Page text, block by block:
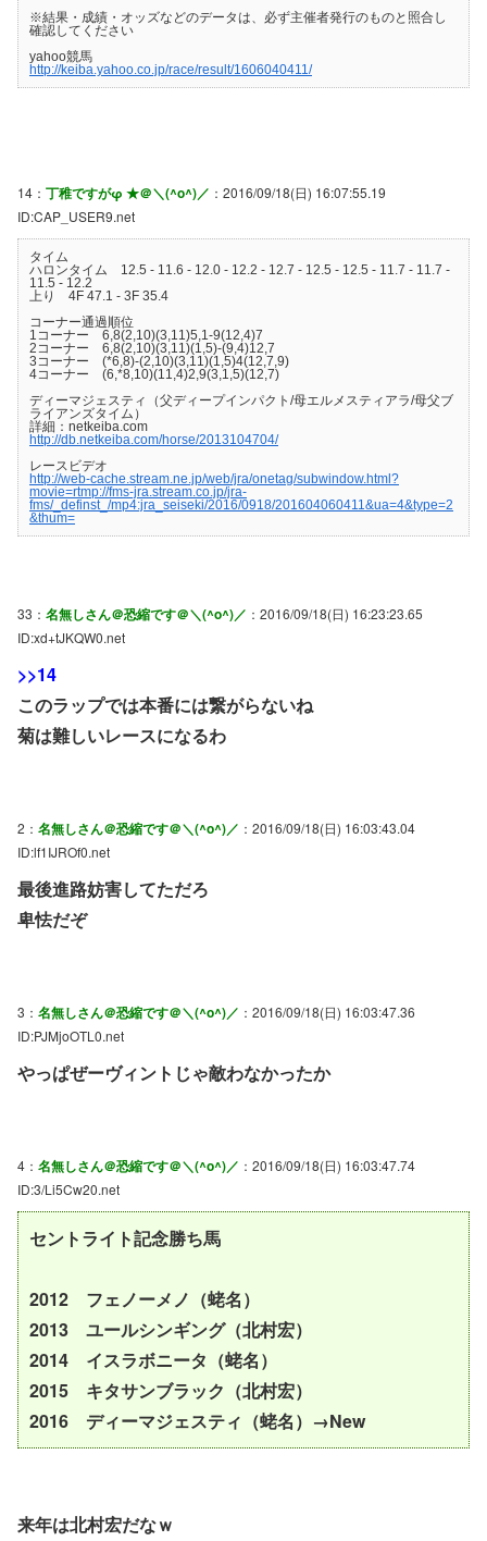
※結果・成績・オッズなどのデータは、必ず主催者発行のものと照合し
確認してください
yahoo競馬
http://keiba.yahoo.co.jp/race/result/1606040411/
14： 丁稚ですがφ ★＠＼(^o^)／ ：2016/09/18(日) 16:07:55.19
ID:CAP_USER9.net
タイム
ハロンタイム 12.5 - 11.6 - 12.0 - 12.2 - 12.7 - 12.5 - 12.5 - 11.7 - 11.7 -
11.5 - 12.2
上り 4F 47.1 - 3F 35.4
コーナー通過順位
1コーナー 6,8(2,10)(3,11)5,1-9(12,4)7
2コーナー 6,8(2,10)(3,11)(1,5)-(9,4)12,7
3コーナー (*6,8)-(2,10)(3,11)(1,5)4(12,7,9)
4コーナー (6,*8,10)(11,4)2,9(3,1,5)(12,7)
ディーマジェスティ（父ディープインパクト/母エルメスティアラ/母父ブ
ライアンズタイム）
詳細：netkeiba.com
http://db.netkeiba.com/horse/2013104704/
レースビデオ
http://web-cache.stream.ne.jp/web/jra/onetag/subwindow.html?
movie=rtmp://fms-jra.stream.co.jp/jra-
fms/_definst_/mp4:jra_seiseki/2016/0918/201604060411&ua=4&type=2
&thum=
33： 名無しさん＠恐縮です＠＼(^o^)／ ：2016/09/18(日) 16:23:23.65
ID:xd+tJKQW0.net
>>14
このラップでは本番には繋がらないね
菊は難しいレースになるわ
2： 名無しさん＠恐縮です＠＼(^o^)／ ：2016/09/18(日) 16:03:43.04
ID:lf1IJROf0.net
最後進路妨害してただろ
卑怯だぞ
3： 名無しさん＠恐縮です＠＼(^o^)／ ：2016/09/18(日) 16:03:47.36
ID:PJMjoOTL0.net
やっぱぜーヴィントじゃ敵わなかったか
4： 名無しさん＠恐縮です＠＼(^o^)／ ：2016/09/18(日) 16:03:47.74
ID:3/Li5Cw20.net
セントライト記念勝ち馬
2012 フェノーメノ（蛯名）
2013 ユールシンギング（北村宏）
2014 イスラボニータ（蛯名）
2015 キタサンブラック（北村宏）
2016 ディーマジェスティ（蛯名）→New
来年は北村宏だなｗ